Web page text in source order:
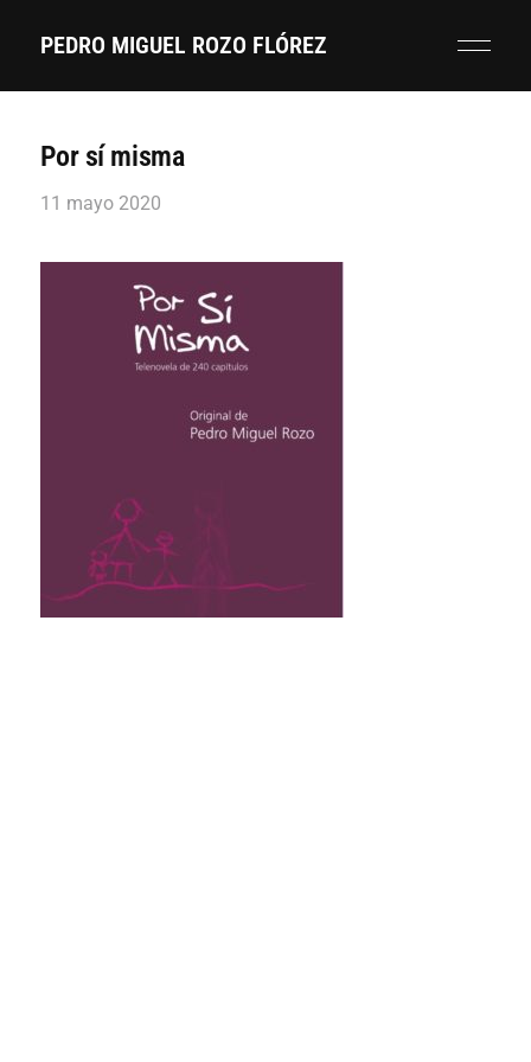
PEDRO MIGUEL ROZO FLÓREZ
Por sí misma
11 mayo 2020